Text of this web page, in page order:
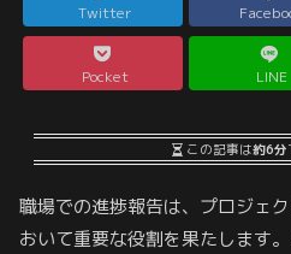
Twitter
Pocket LINE
この記事は約6分
職場での進捗報告は、プロジェ
おいて重要な役割を果たします